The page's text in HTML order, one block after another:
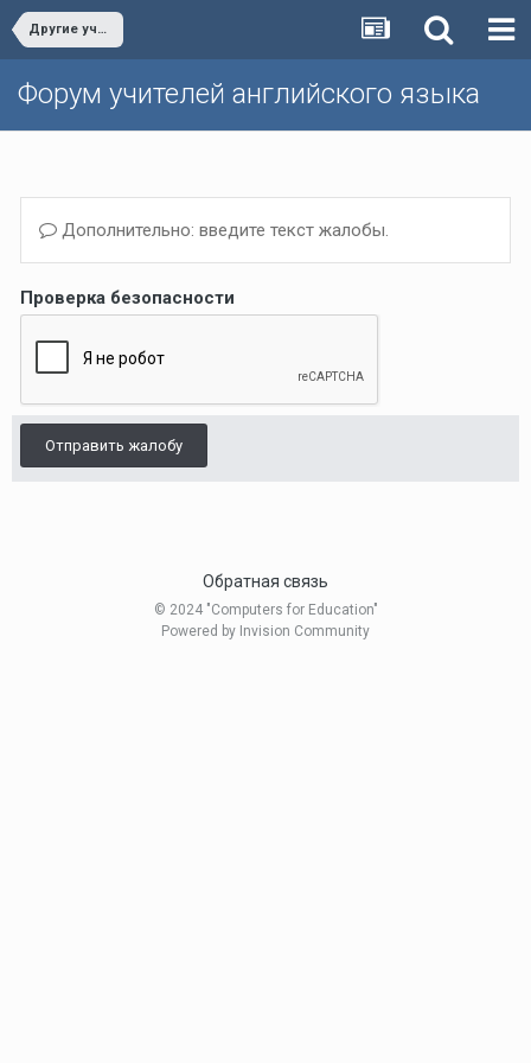
Другие учебники/Other textbooks
Форум учителей английского языка
Дополнительно: введите текст жалобы.
Проверка безопасности
Отправить жалобу
Обратная связь
© 2024 "Computers for Education"
Powered by Invision Community